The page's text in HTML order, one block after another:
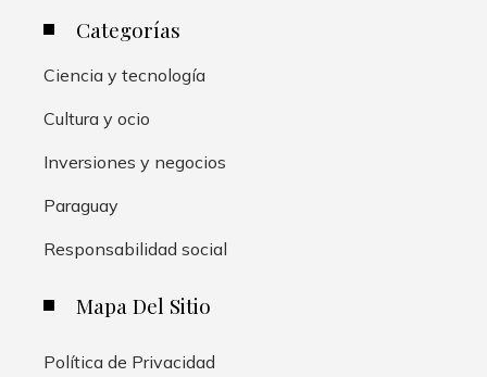
Categorías
Ciencia y tecnología
Cultura y ocio
Inversiones y negocios
Paraguay
Responsabilidad social
Mapa Del Sitio
Política de Privacidad